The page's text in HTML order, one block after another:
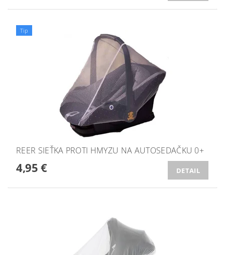
Tip
REER SIEŤKA PROTI HMYZU NA AUTOSEDAČKU 0+
4,95 € DETAIL